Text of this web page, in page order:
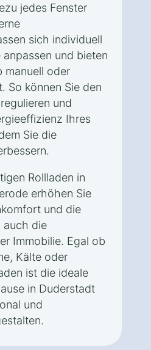
jedes Fenster
sich individuell
und bieten
manuell oder
So können Sie den
und
Ihres
Sie die
Rollladen in
erhöhen Sie
und die
auch die
Immobilie. Egal ob
Kälte oder
ist die ideale
in Duderstadt
und